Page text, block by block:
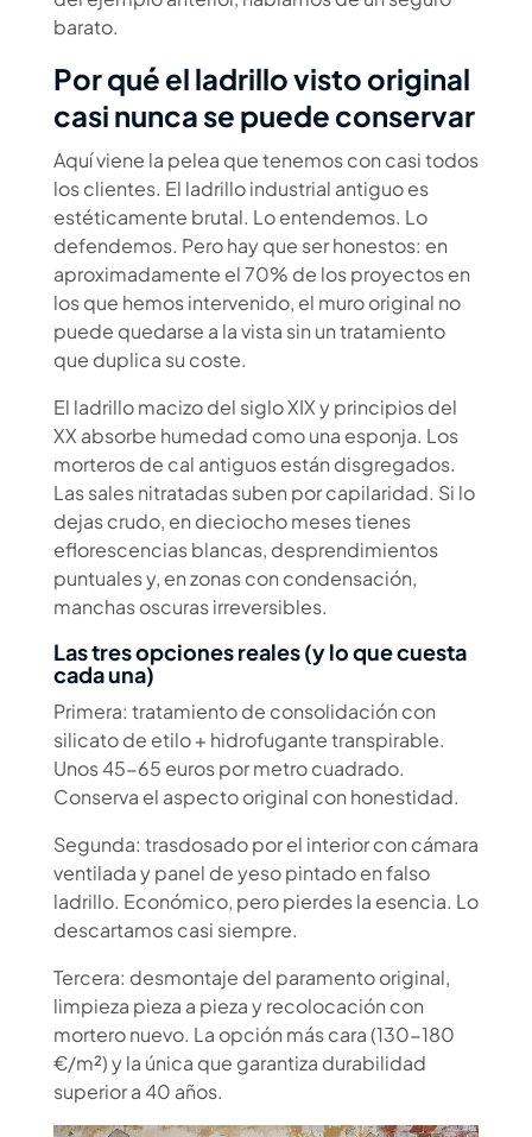
barato.
Por qué el ladrillo visto original
casi nunca se puede conservar
Aquí viene la pelea que tenemos con casi todos
los clientes. El ladrillo industrial antiguo es
estéticamente brutal. Lo entendemos. Lo
defendemos. Pero hay que ser honestos: en
aproximadamente el 70% de los proyectos en
los que hemos intervenido, el muro original no
puede quedarse a la vista sin un tratamiento
que duplica su coste.
El ladrillo macizo del siglo XIX y principios del
XX absorbe humedad como una esponja. Los
morteros de cal antiguos están disgregados.
Las sales nitratadas suben por capilaridad. Si lo
dejas crudo, en dieciocho meses tienes
eflorescencias blancas, desprendimientos
puntuales y, en zonas con condensación,
manchas oscuras irreversibles.
Las tres opciones reales (y lo que cuesta
cada una)
Primera: tratamiento de consolidación con
silicato de etilo + hidrofugante transpirable.
Unos 45-65 euros por metro cuadrado.
Conserva el aspecto original con honestidad.
Segunda: trasdosado por el interior con cámara
ventilada y panel de yeso pintado en falso
ladrillo. Económico, pero pierdes la esencia. Lo
descartamos casi siempre.
Tercera: desmontaje del paramento original,
limpieza pieza a pieza y recolocación con
mortero nuevo. La opción más cara (130-180
€/m²) y la única que garantiza durabilidad
superior a 40 años.